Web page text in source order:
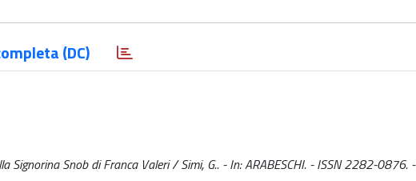
(DC)
Snob di Franca Valeri / Simi, G.. - In: ARABESCHI. - ISSN 2282-0876. -